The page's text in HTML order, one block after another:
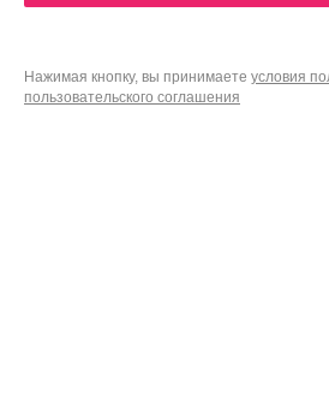
Нажимая кнопку, вы принимаете условия
пользовательского соглашения